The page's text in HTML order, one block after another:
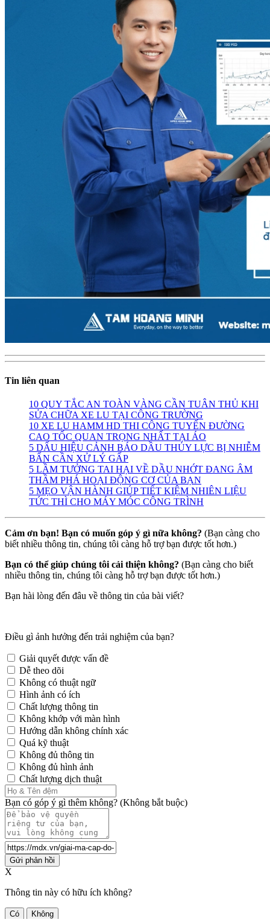
Tin liên quan
10 QUY TẮC AN TOÀN VÀNG CẦN TUÂN THỦ KHI
SỬA CHỮA XE LU TẠI CÔNG TRƯỜNG
10 XE LU HAMM HD THI CÔNG TUYẾN ĐƯỜNG
CAO TỐC QUAN TRỌNG NHẤT TẠI ÁO
5 DẤU HIỆU CẢNH BÁO DẦU THỦY LỰC BỊ NHIỄM
BẨN CẦN XỬ LÝ GẤP
5 LẦM TƯỞNG TAI HẠI VỀ DẦU NHỚT ĐANG ÂM
THẦM PHÁ HOẠI ĐỘNG CƠ CỦA BẠN
5 MẸO VẬN HÀNH GIÚP TIẾT KIỆM NHIÊN LIỆU
TỨC THÌ CHO MÁY MÓC CÔNG TRÌNH
Cảm ơn bạn! Bạn có muốn góp ý gì nữa không? (Bạn càng cho
biết nhiều thông tin, chúng tôi càng hỗ trợ bạn được tốt hơn.)
Bạn có thể giúp chúng tôi cải thiện không? (Bạn càng cho biết
nhiều thông tin, chúng tôi càng hỗ trợ bạn được tốt hơn.)
Bạn hài lòng đến đâu về thông tin của bài viết?
Điều gì ảnh hưởng đến trải nghiệm của bạn?
Giải quyết được vấn đề
Dễ theo dõi
Không có thuật ngữ
Hình ảnh có ích
Chất lượng thông tin
Không khớp với màn hình
Hướng dẫn không chính xác
Quá kỹ thuật
Không đủ thông tin
Không đủ hình ảnh
Chất lượng dịch thuật
Bạn có góp ý gì thêm không? (Không bắt buộc)
Gửi phản hồi
X
Thông tin này có hữu ích không?
Có Không